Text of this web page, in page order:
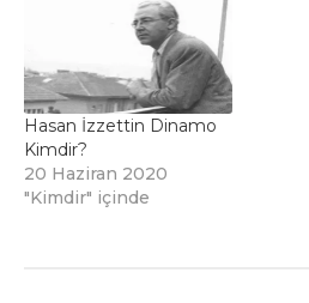
Hasan İzzettin Dinamo
Kimdir?
20 Haziran 2020
"Kimdir" içinde